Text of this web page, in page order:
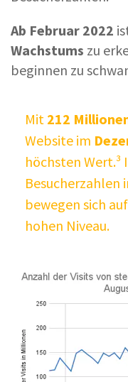
Ab Februar 2022
Wachstums zu
beginnen zu
Mit 212
Website im
höchsten Wert.³
Besucherzahlen
bewegen sich
hohen Niveau.